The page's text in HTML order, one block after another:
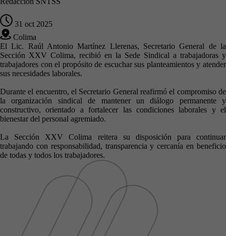
31 oct 2025
Colima
El Lic. Raúl Antonio Martínez Llerenas, Secretario General de la
Sección XXV Colima, recibió en la Sede Sindical a trabajadoras y
trabajadores con el propósito de escuchar sus planteamientos y atender
sus necesidades laborales.
Durante el encuentro, el Secretario General reafirmó el compromiso de
la organización sindical de mantener un diálogo permanente y
constructivo, orientado a fortalecer las condiciones laborales y el
bienestar del personal agremiado.
La Sección XXV Colima reitera su disposición para continuar
trabajando con responsabilidad, transparencia y cercanía en beneficio
de todas y todos los trabajadores.